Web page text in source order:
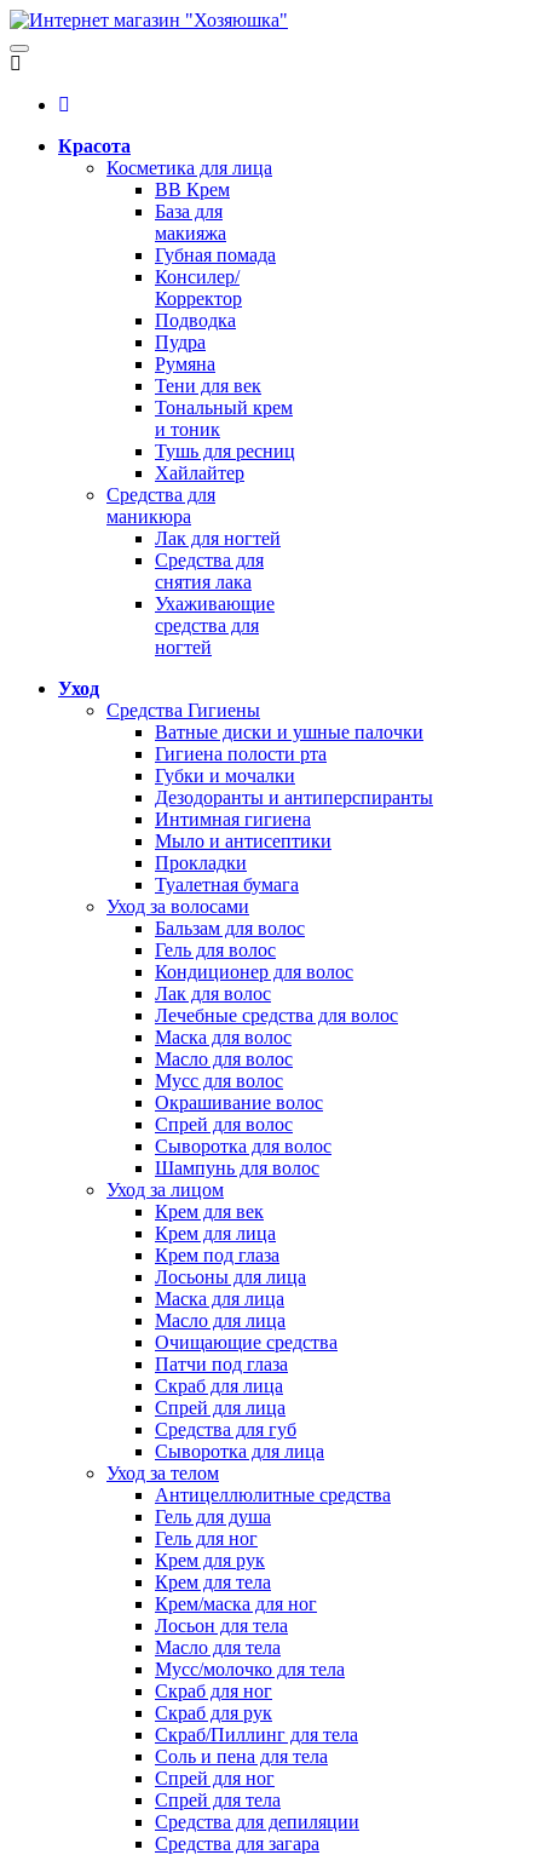
Красота
Косметика для лица
BB Крем
База для
макияжа
Губная помада
Консилер/
Корректор
Подводка
Пудра
Румяна
Тени для век
Тональный крем
и тоник
Тушь для ресниц
Хайлайтер
Средства для
маникюра
Лак для ногтей
Средства для
снятия лака
Ухаживающие
средства для
ногтей
Уход
Средства Гигиены
Ватные диски и ушные палочки
Гигиена полости рта
Губки и мочалки
Дезодоранты и антиперспиранты
Интимная гигиена
Мыло и антисептики
Прокладки
Туалетная бумага
Уход за волосами
Бальзам для волос
Гель для волос
Кондиционер для волос
Лак для волос
Лечебные средства для волос
Маска для волос
Масло для волос
Мусс для волос
Окрашивание волос
Спрей для волос
Сыворотка для волос
Шампунь для волос
Уход за лицом
Крем для век
Крем для лица
Крем под глаза
Лосьоны для лица
Маска для лица
Масло для лица
Очищающие средства
Патчи под глаза
Скраб для лица
Спрей для лица
Средства для губ
Сыворотка для лица
Уход за телом
Антицеллюлитные средства
Гель для душа
Гель для ног
Крем для рук
Крем для тела
Крем/маска для ног
Лосьон для тела
Масло для тела
Мусс/молочко для тела
Скраб для ног
Скраб для рук
Скраб/Пиллинг для тела
Соль и пена для тела
Спрей для ног
Спрей для тела
Средства для депиляции
Средства для загара